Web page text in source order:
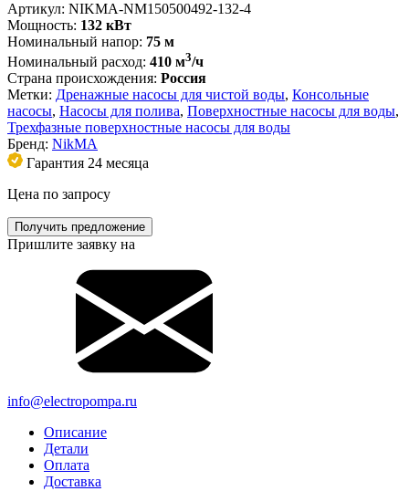
Артикул: NIKMA-NM150500492-132-4
Мощность: 132 кВт
Номинальный напор: 75 м
Номинальный расход: 410 м3/ч
Страна происхождения: Россия
Метки: Дренажные насосы для чистой воды, Консольные
насосы, Насосы для полива, Поверхностные насосы для воды,
Трехфазные поверхностные насосы для воды
Бренд: NikMA
Гарантия 24 месяца
Цена по запросу
Получить предложение
Пришлите заявку на
info@electropompa.ru
Описание
Детали
Оплата
Доставка